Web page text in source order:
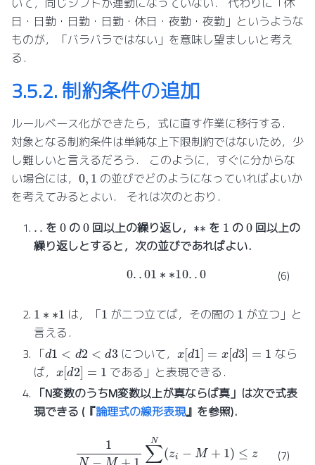
日・日勤・日勤・日勤・休日・夜勤・夜勤」というような
ものが，「バラバラではない」を意味し望ましいと考え
る．
3.5.2.制約条件の追加
ルールベース化ができたら，式に直す作業に移行する．
対象となる制約条件は単純な上下限制約ではないため，少
し難しいと言えるだろう． このように，すぐに分からな
い場合には， 0 1 の並びでどのようになっていればよいか
を考えてみるとよい． それは次のとおり．
.. を0 の0 回以上の繰り返し， ∗∗を 1 の0 回以上の
繰り返しとすると，次の並びであればよい．
(6)
0 01 ∗ ∗10 0
1 ∗ ∗1 は，「1 が二つ立てば，その間の 1 が立つ」と
言える．
「d1 <d 2<d 3 について， x[d1] d3]=1
なら
ば， x[d2]
である」と表現できる．
「N変数のうちM変数以上が真ならば真」は次で式表
現できる (『論理式の線形表現』を参照)．
(7)
N− i=